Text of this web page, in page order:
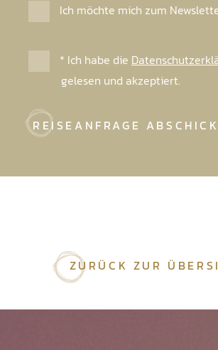
Ich möchte mich zum
* Ich habe die
gelesen und akzeptiert.
REISEANFRAGE
ZURÜCK ZUR